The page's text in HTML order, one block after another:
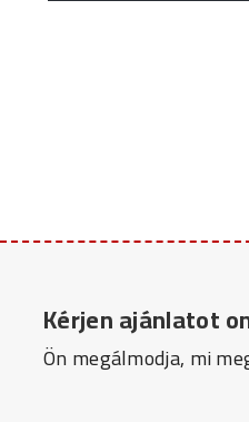
Kérjen ajánlatot
Ön megálmodja, mi